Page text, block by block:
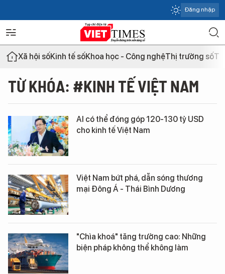
Đăng nhập
Xã hội sốKinh tế sốKhoa học - Công nghệThị trường số
TỪ KHÓA: #KINH TẾ VIỆT NAM
AI có thể đóng góp 120-130 tỷ USD
cho kinh tế Việt Nam
Việt Nam bứt phá, dẫn sóng thương
mại Đông Á - Thái Bình Dương
"Chìa khoá" tăng trưởng cao: Những
biện pháp không thể không làm